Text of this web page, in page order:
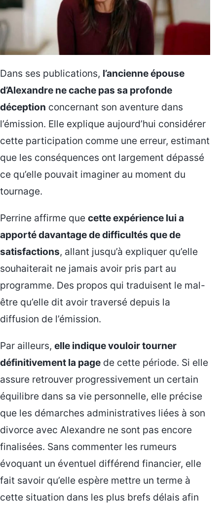
Dans ses publications, l’ancienne épouse
d’Alexandre ne cache pas sa profonde
déception concernant son aventure dans
l’émission. Elle explique aujourd’hui considérer
cette participation comme une erreur, estimant
que les conséquences ont largement dépassé
ce qu’elle pouvait imaginer au moment du
tournage.
Perrine affirme que cette expérience lui a
apporté davantage de difficultés que de
satisfactions, allant jusqu’à expliquer qu’elle
souhaiterait ne jamais avoir pris part au
programme. Des propos qui traduisent le mal-
être qu’elle dit avoir traversé depuis la
diffusion de l’émission.
Par ailleurs, elle indique vouloir tourner
définitivement la page de cette période. Si elle
assure retrouver progressivement un certain
équilibre dans sa vie personnelle, elle précise
que les démarches administratives liées à son
divorce avec Alexandre ne sont pas encore
finalisées. Sans commenter les rumeurs
évoquant un éventuel différend financier, elle
fait savoir qu’elle espère mettre un terme à
cette situation dans les plus brefs délais afin